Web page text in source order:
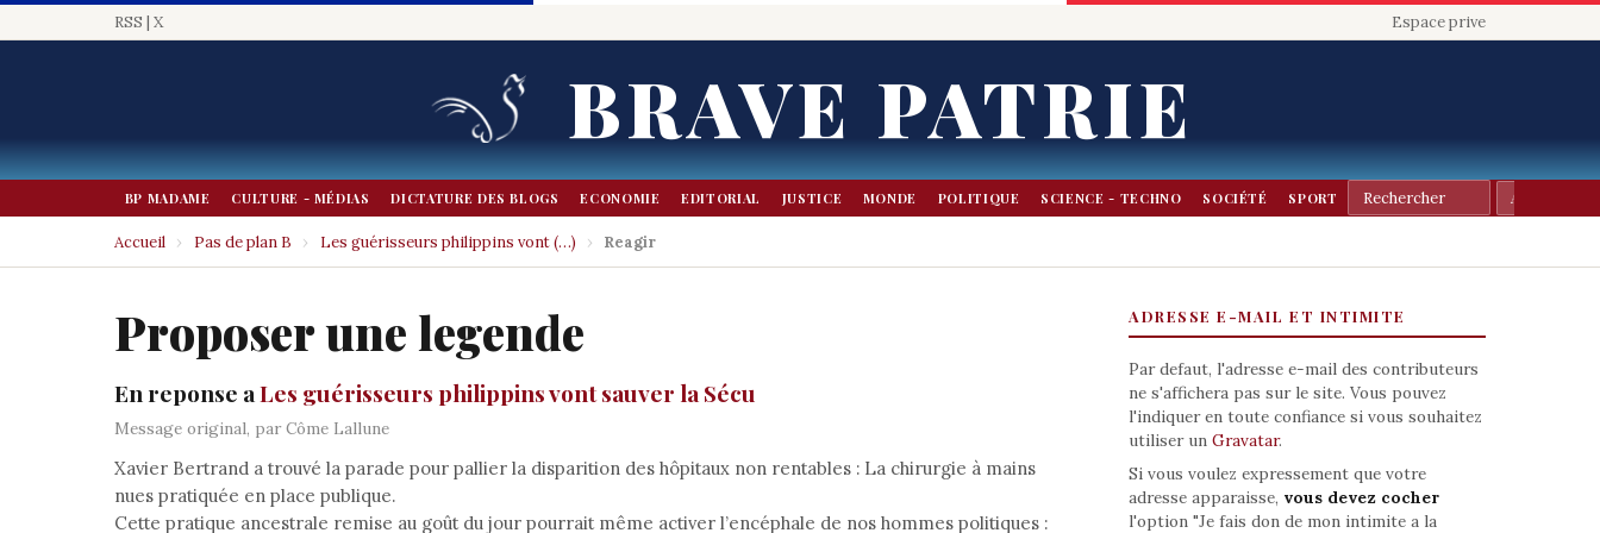
RSS | X Espace prive
BRAVE PATRIE
BP MADAME CULTURE - MÉDIAS DICTATURE DES BLOGS ECONOMIE EDITORIAL JUSTICE MONDE POLITIQUE SCIENCE - TECHNO SOCIÉTÉ SPORT
Accueil › Pas de plan B › Les guérisseurs philippins vont (…) › Reagir
Proposer une legende
En reponse aLes guérisseurs philippins vont sauver la Sécu
Message original, par Côme Lallune
Xavier Bertrand a trouvé la parade pour pallier la disparition des hôpitaux non rentables : La chirurgie à mains
nues pratiquée en place publique.
Cette pratique ancestrale remise au goût du jour pourrait même activer l’encéphale de nos hommes politiques :
ADRESSE E-MAIL ET INTIMITE
Par defaut, l'adresse e-mail des contributeurs
ne s'affichera pas sur le site. Vous pouvez
l'indiquer en toute confiance si vous souhaitez
utiliser un Gravatar.
Si vous voulez expressement que votre
adresse apparaisse, vous devez cocher
l'option "Je fais don de mon intimite a la